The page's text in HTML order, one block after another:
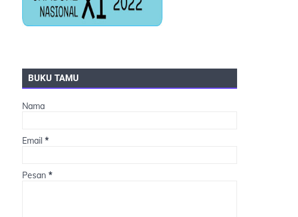
BUKU TAMU
Nama
Email *
Pesan *